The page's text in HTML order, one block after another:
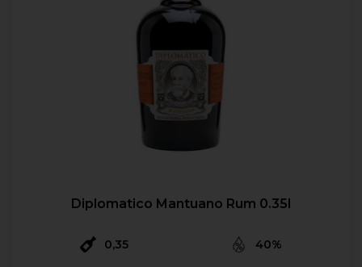
Diplomatico Mantuano Rum 0.35l
0,35 40%